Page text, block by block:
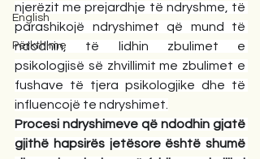
English
Përkthime
njerëzit me prejardhje të ndryshme, të
parashikojë ndryshimet që mund të
ndodhin, të lidhin zbulimet e
psikologjisë së zhvillimit me zbulimet e
fushave të tjera psikologjike dhe të
influencojë te ndryshimet.
Procesi ndryshimeve që ndodhin gjatë
gjithë hapsirës jetësore është shumë